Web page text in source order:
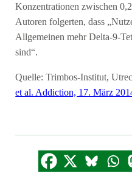
Konzentrationen zwischen
Autoren folgerten, dass
Allgemeinen mehr Delta-9-
sind“.
Quelle: Trimbos-Institut,
et al. Addiction, 17. März